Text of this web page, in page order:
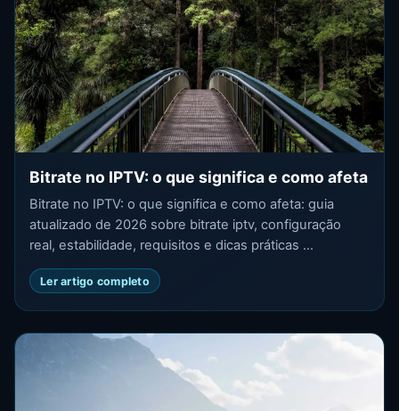
Bitrate no IPTV: o que significa e como afeta
Bitrate no IPTV: o que significa e como afeta: guia
atualizado de 2026 sobre bitrate iptv, configuração
real, estabilidade, requisitos e dicas práticas ...
Ler artigo completo